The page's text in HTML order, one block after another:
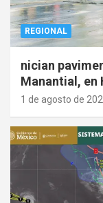
REGIONAL
nician
Manantial, en
1 de agosto de